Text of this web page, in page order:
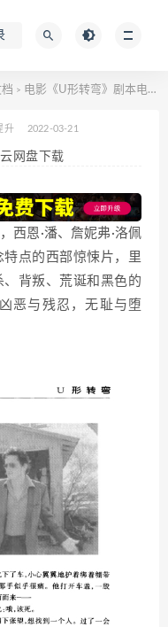
> 电影《U形转弯》剧本电子文档百度云网盘下载
升 2022-03-21
网盘下载
西恩·潘、詹妮弗·洛佩
点的西部惊悚片，里
背叛、荒诞和黑色的
恶与残忍，无耻与堕